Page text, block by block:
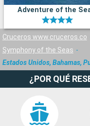
Adventure of the
Cruceros www.cruceros.co
Symphony of the Seas
Estados Unidos, Bahamas,
¿POR QUÉ